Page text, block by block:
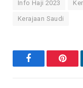
Info Haji 2023
Kerajaan Saudi
Facebook